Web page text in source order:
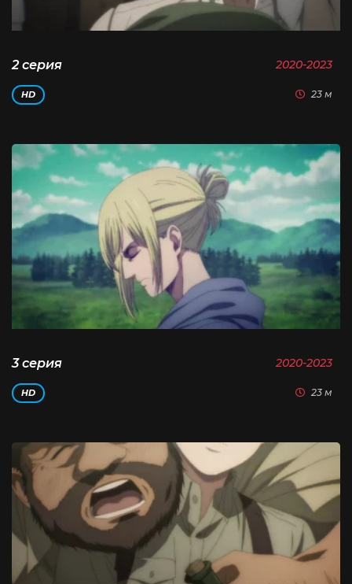
2 серия 2020-2023
HD 23 м
3 серия 2020-2023
HD 23 м